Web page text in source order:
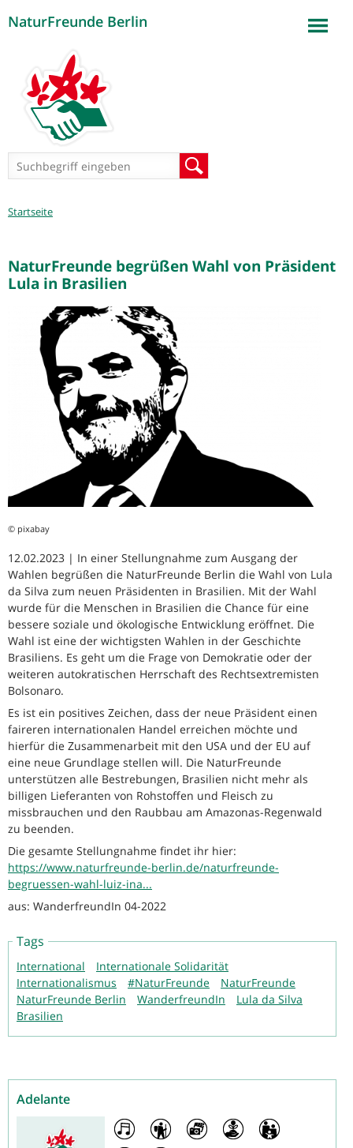
NaturFreunde Berlin
Suchformular
Sie
Startseite
NaturFreunde begrüßen Wahl von Präsident
Lula in Brasilien
© pixabay
12.02.2023 | In einer Stellungnahme zum Ausgang der
Wahlen begrüßen die NaturFreunde Berlin die Wahl von Lula
da Silva zum neuen Präsidenten in Brasilien. Mit der Wahl
wurde für die Menschen in Brasilien die Chance für eine
bessere soziale und ökologische Entwicklung eröffnet. Die
Wahl ist eine der wichtigsten Wahlen in der Geschichte
Brasiliens. Es geht um die Frage von Demokratie oder der
weiteren autokratischen Herrschaft des Rechtsextremisten
Bolsonaro.
Es ist ein positives Zeichen, dass der neue Präsident einen
faireren internationalen Handel erreichen möchte und
hierfür die Zusammenarbeit mit den USA und der EU auf
eine neue Grundlage stellen will. Die NaturFreunde
unterstützen alle Bestrebungen, Brasilien nicht mehr als
billigen Lieferanten von Rohstoffen und Fleisch zu
missbrauchen und den Raubbau am Amazonas-Regenwald
zu beenden.
Die gesamte Stellungnahme findet ihr hier:
https://www.naturfreunde-berlin.de/naturfreunde-
begruessen-wahl-luiz-ina...
aus: WanderfreundIn 04-2022
Tags
International
Internationale Solidarität
Internationalismus
#NaturFreunde
NaturFreunde
NaturFreunde Berlin
WanderfreundIn
Lula da Silva
Brasilien
Adelante